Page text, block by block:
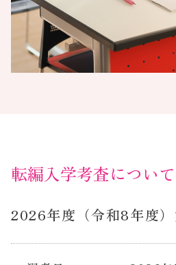
転編入学考査につい
2026年度（令和8年度